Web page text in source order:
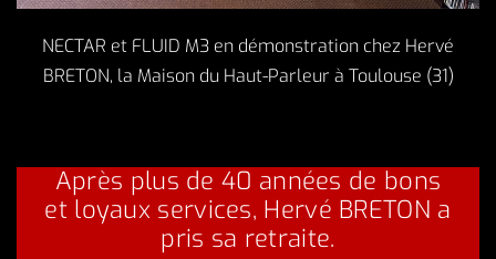
NECTAR et FLUID M3 en démonstration chez Hervé
BRETON, la Maison du Haut-Parleur à Toulouse (31)
Après plus de 40 années de bons
et loyaux services, Hervé BRETON a
pris sa retraite.